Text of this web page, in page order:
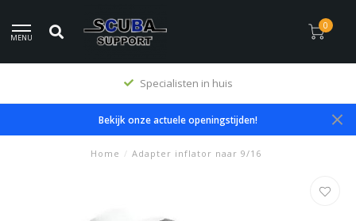
MENU
0
Specialisten in huis
Bekijk onze actuele openingstijden!
Home / Adapter inflator naar 9/16